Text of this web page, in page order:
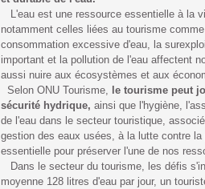
L'eau est une ressource essentielle à la
notamment celles liées au tourisme
consommation excessive d'eau, la
important et la pollution de l'eau affectent
aussi nuire aux écosystèmes et aux
Selon ONU Tourisme, le tourisme peut
sécurité hydrique, ainsi que l'hygiène,
de l'eau dans le secteur touristique,
gestion des eaux usées, à la lutte contre
essentielle pour préserver l'une de nos
Dans le secteur du tourisme, les défis
moyenne 128 litres d'eau par jour, un